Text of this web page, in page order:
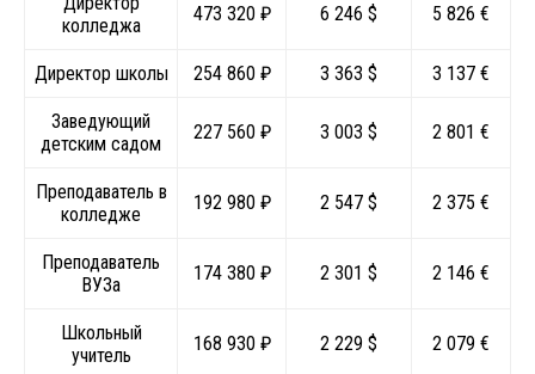
колледжа
473 320 ₽ 6 246 $ 5 826 €
Директор школы 254 860 ₽ 3 363 $ 3 137 €
Заведующий
детским садом
227 560 ₽ 3 003 $ 2 801 €
Преподаватель в
колледже
192 980 ₽ 2 547 $ 2 375 €
Преподаватель
ВУЗа
174 380 ₽ 2 301 $ 2 146 €
Школьный
учитель
168 930 ₽ 2 229 $ 2 079 €